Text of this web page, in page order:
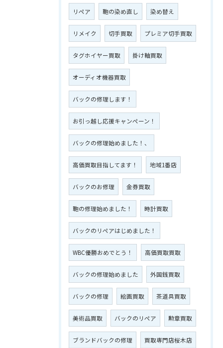
リペア 鞄の染め直し 染め替え
リメイク 切手買取 プレミア切手買取
タグホイヤー買取 掛け軸買取
オーディオ機器買取
バックの修理します！
お引っ越し応援キャンペーン！
バックの修理始めました！、
高価買取目指してます！ 地域1番店
バックのお修理 金券買取
鞄の修理始めました！ 時計買取
バックのリペアはじめました！
WBC優勝おめでとう！ 高価買取買取
バックの修理始めました 外国銭買取
バックの修理 絵画買取 茶道具買取
美術品買取 バックのリペア 勲章買取
ブランドバックの修理 買取専門店桜木店